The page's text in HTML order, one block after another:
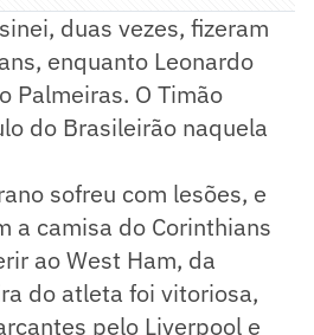
duas vezes, fizeram
enquanto Leonardo
Palmeiras. O Timão
do Brasileirão naquela
sofreu com lesões, e
a camisa do Corinthians
ao West Ham, da
do atleta foi vitoriosa,
pelo Liverpool e